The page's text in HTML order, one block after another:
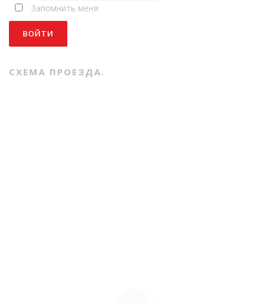
Запомнить меня
СХЕМА ПРОЕЗДА.